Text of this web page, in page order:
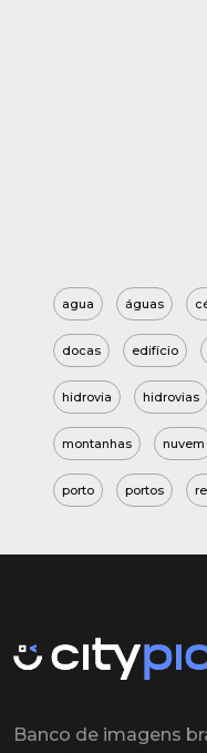
agua águas
docas edifício
hidrovia hidrovias
montanhas nuvem
porto portos
Banco de imagens